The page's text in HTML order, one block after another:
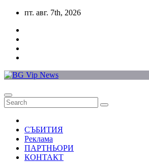
Skip
content
пт. авг. 7th, 2026
СЪБИТИЯ
Реклама
ПАРТНЬОРИ
КОНТАКТ